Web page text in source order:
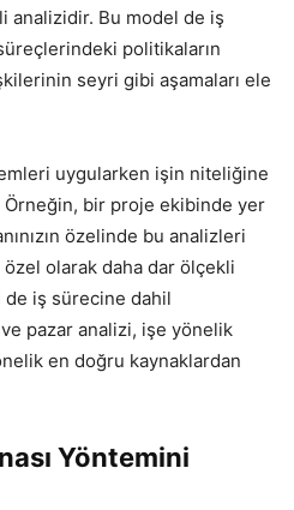
analizidir. Bu model de iş
politikaların
seyri gibi aşamaları ele
uygularken işin niteliğine
Örneğin, bir proje ekibinde yer
özelinde bu analizleri
olarak daha dar ölçekli
iş sürecine dahil
pazar analizi, işe yönelik
en doğru kaynaklardan
Yöntemini